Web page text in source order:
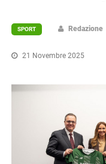
SPORT Redazione
21 Novembre 2025